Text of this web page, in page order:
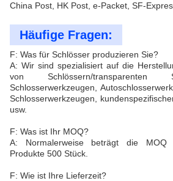
China Post, HK Post, e-Packet, SF-
Häufige Fragen:
F: Was für Schlösser produzieren Sie?
A: Wir sind spezialisiert auf die
von Schlössern/transparenten
Schlosserwerkzeugen,
Schlosserwerkzeugen,
usw.
F: Was ist Ihr MOQ?
A: Normalerweise beträgt die MOQ
Produkte 500 Stück.
F: Wie ist Ihre Lieferzeit?